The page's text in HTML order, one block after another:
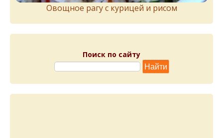
Овощное рагу с курицей и рисом
Поиск по сайту